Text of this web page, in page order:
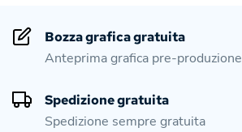
Bozza grafica gratuita
Anteprima grafica pre-produzione
Spedizione gratuita
Spedizione sempre gratuita